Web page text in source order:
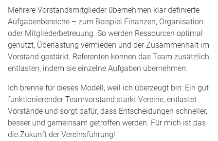
Mehrere Vorstandsmitglieder übernehmen klar definierte
Aufgabenbereiche – zum Beispiel Finanzen, Organisation
oder Mitgliederbetreuung. So werden Ressourcen optimal
genutzt, Überlastung vermieden und der Zusammenhalt im
Vorstand gestärkt. Referenten können das Team zusätzlich
entlasten, indem sie einzelne Aufgaben übernehmen.
Ich brenne für dieses Modell, weil ich überzeugt bin: Ein gut
funktionierender Teamvorstand stärkt Vereine, entlastet
Vorstände und sorgt dafür, dass Entscheidungen schneller,
besser und gemeinsam getroffen werden. Für mich ist das
die Zukunft der Vereinsführung!